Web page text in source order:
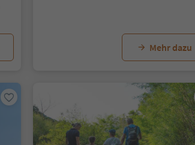
Mehr dazu